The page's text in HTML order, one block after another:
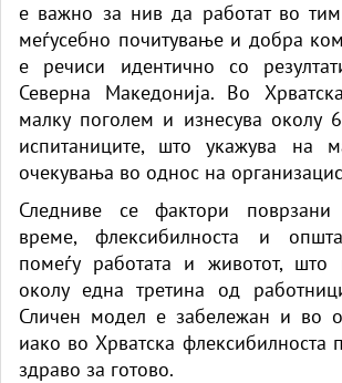
е важно за нив да работат во
меѓусебно почитување и добра
е речиси идентично со
Северна Македонија. Во
малку поголем и изнесува околу
испитаниците, што укажува на
очекувања во однос на
Следниве се фактори поврзани
време, флексибилноста и
помеѓу работата и животот, што
околу една третина од
Сличен модел е забележан и во
иако во Хрватска флексибилноста
здраво за готово.